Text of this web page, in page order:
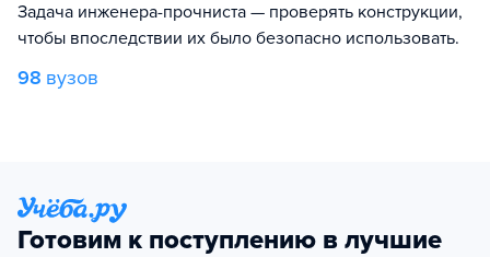
Задача инженера-прочниста — проверять конструкции,
чтобы впоследствии их было безопасно использовать.
98 вузов
Готовим к поступлению в лучшие